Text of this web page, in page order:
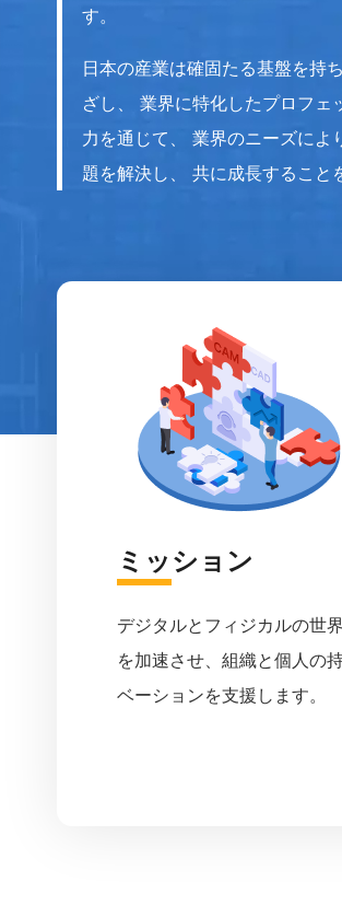
す。
日本の産業は確固たる基盤を持
ざし、 業界に特化したプロフ
力を通じて、 業界のニーズによ
題を解決し、 共に成長すること
ミッション
デジタルとフィジカルの世
を加速させ、組織と個人の
ベーションを支援します。